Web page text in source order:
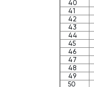
40
41
42
43
44
45
46
47
48
49
50